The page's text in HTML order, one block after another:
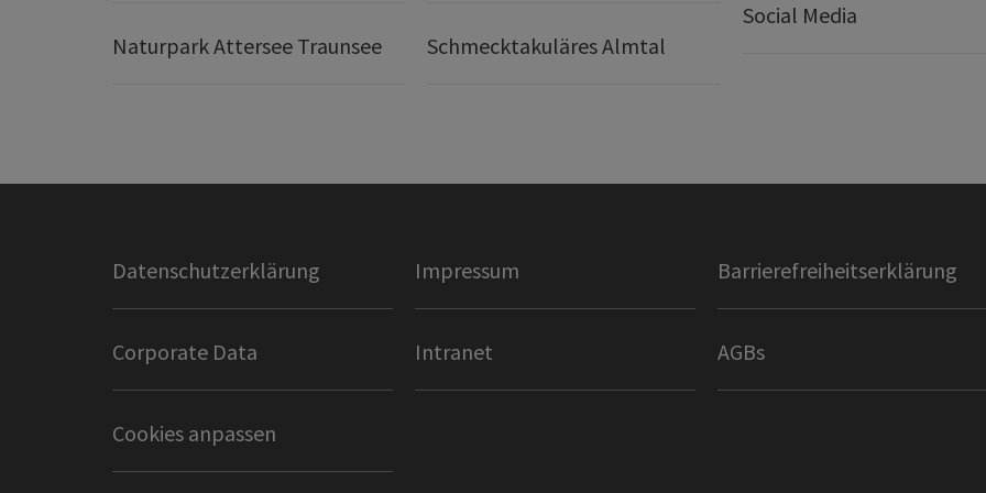
Naturpark Attersee Traunsee Schmecktakuläres Almtal
Social Media
Datenschutzerklärung Impressum Barrierefreiheitserklärung
Corporate Data Intranet AGBs
Cookies anpassen